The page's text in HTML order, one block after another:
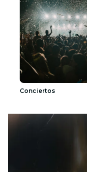
Conciertos